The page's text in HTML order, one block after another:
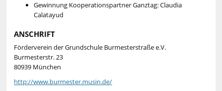
Gewinnung Kooperationspartner Ganztag: Claudia
Calatayud
ANSCHRIFT
Förderverein der Grundschule Burmesterstraße e.V.
Burmesterstr. 23
80939 München
http://www.burmester.musin.de/